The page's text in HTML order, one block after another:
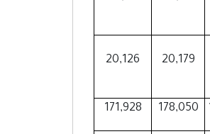
20,179
20,126
178,050
171,928